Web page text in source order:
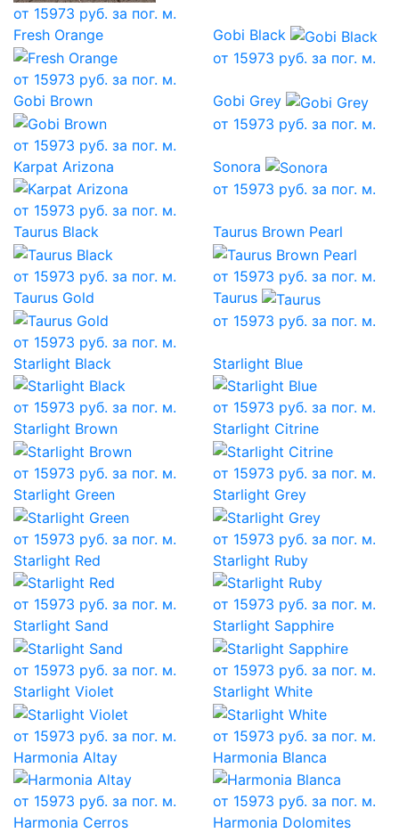
от 15973 руб. за пог. м.
Fresh Orange
от 15973 руб. за пог. м.
Gobi Black
от 15973 руб. за пог. м.
Gobi Brown
от 15973 руб. за пог. м.
Gobi Grey
от 15973 руб. за пог. м.
Karpat Arizona
от 15973 руб. за пог. м.
Sonora
от 15973 руб. за пог. м.
Taurus Black
от 15973 руб. за пог. м.
Taurus Brown Pearl
от 15973 руб. за пог. м.
Taurus Gold
от 15973 руб. за пог. м.
Taurus
от 15973 руб. за пог. м.
Starlight Black
от 15973 руб. за пог. м.
Starlight Blue
от 15973 руб. за пог. м.
Starlight Brown
от 15973 руб. за пог. м.
Starlight Citrine
от 15973 руб. за пог. м.
Starlight Green
от 15973 руб. за пог. м.
Starlight Grey
от 15973 руб. за пог. м.
Starlight Red
от 15973 руб. за пог. м.
Starlight Ruby
от 15973 руб. за пог. м.
Starlight Sand
от 15973 руб. за пог. м.
Starlight Sapphire
от 15973 руб. за пог. м.
Starlight Violet
от 15973 руб. за пог. м.
Starlight White
от 15973 руб. за пог. м.
Harmonia Altay
от 15973 руб. за пог. м.
Harmonia Blanca
от 15973 руб. за пог. м.
Harmonia Cerros
Harmonia Dolomites